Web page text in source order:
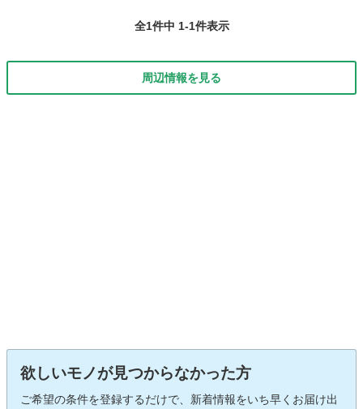
全1件中 1-1件表示
周辺情報を見る
欲しいモノが見つからなかった方
ご希望の条件を登録するだけで、新着情報をいち早くお届け出